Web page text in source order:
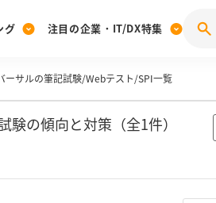
[27卒] 本選考体験記投稿キャンペー
グ
みんなのDX企業就職ブランド調査
注目の企業・IT/DX特集
注目の企業特集
ーサルの筆記試験/Webテスト/SPI一覧
の傾向と対策（全1件）